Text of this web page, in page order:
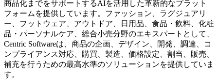
商品化までをサポートするAIを活用した革新的なプラット
フォームを提供しています。ファッション、ラグジュアリ
ー、フットウェア、アウトドア、日用品、食品・飲料、化粧
品・パーソナルケア、総合小売分野のエキスパートとして、
Centric Softwareは、商品の企画、デザイン、開発、調達、コ
ンプライアンス対応、購買、製造、価格設定、割当、販売、
補充を行うための最高水準のソリューションを提供していま
す。